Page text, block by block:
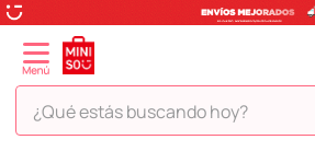
¿Qué estás buscando hoy?